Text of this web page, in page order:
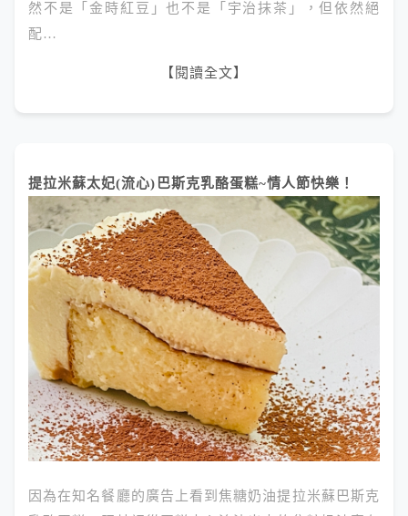
然不是「金時紅豆」也不是「宇治抹茶」，但依然絕
配…
【閱讀全文】
提拉米蘇太妃(流心)巴斯克乳酪蛋糕~情人節快樂！
因為在知名餐廳的廣告上看到焦糖奶油提拉米蘇巴斯克